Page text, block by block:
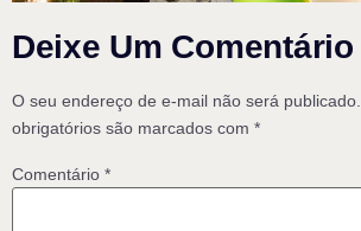
Deixe Um Comentário
O seu endereço de e-mail não será publicado.
obrigatórios são marcados com *
Comentário *